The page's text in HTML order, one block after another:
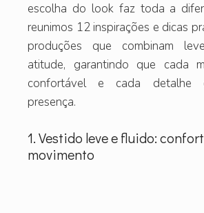
escolha do look faz toda a
reunimos 12 inspirações e dicas
produções que combinam
atitude, garantindo que cada
confortável e cada detalhe
presença.
1. Vestido leve e fluido:
movimento